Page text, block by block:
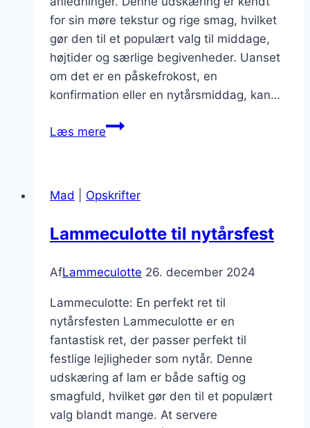
for sin møre tekstur og rige smag, hvilket
gør den til et populært valg til middage,
højtider og særlige begivenheder. Uanset
om det er en påskefrokost, en
konfirmation eller en nytårsmiddag, kan…
Læs mereLammeculotte
anledninger
Mad Opskrifter
Lammeculotte til nytårsfest
AfLammeculotte 26. december 2024
Lammeculotte: En perfekt ret til
nytårsfesten Lammeculotte er en
fantastisk ret, der passer perfekt til
festlige lejligheder som nytår. Denne
udskæring af lam er både saftig og
smagfuld, hvilket gør den til et populært
valg blandt mange. At servere